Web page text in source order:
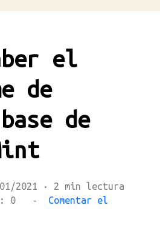
el
de
de
2021 · 2 min lectura
0 - Comentar el